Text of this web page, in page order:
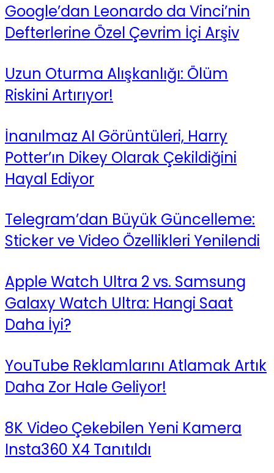
Google’dan Leonardo da Vinci’nin
Defterlerine Özel Çevrim İçi Arşiv
Uzun Oturma Alışkanlığı: Ölüm
Riskini Artırıyor!
İnanılmaz AI Görüntüleri, Harry
Potter’ın Dikey Olarak Çekildiğini
Hayal Ediyor
Telegram’dan Büyük Güncelleme:
Sticker ve Video Özellikleri Yenilendi
Apple Watch Ultra 2 vs. Samsung
Galaxy Watch Ultra: Hangi Saat
Daha İyi?
YouTube Reklamlarını Atlamak Artık
Daha Zor Hale Geliyor!
8K Video Çekebilen Yeni Kamera
Insta360 X4 Tanıtıldı